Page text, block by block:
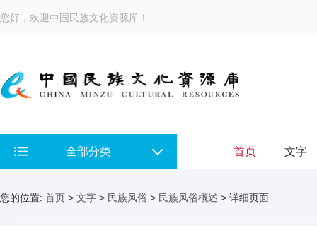
您好，欢迎中国民族文化资源库！
全部分类 首页 文字
您的位置: 首页 > 文字 > 民族风俗 > 民族风俗概述 > 详细页面